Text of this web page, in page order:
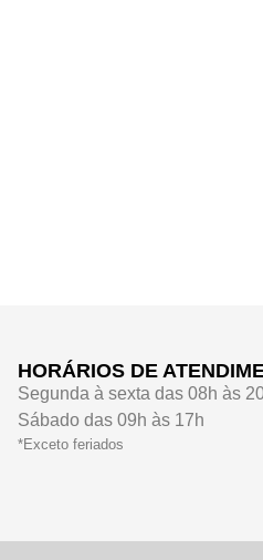
HORÁRIOS DE
Segunda à sexta das 08h às
Sábado das 09h às 17h
*Exceto feriados